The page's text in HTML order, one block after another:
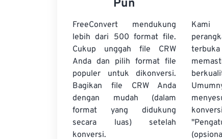
Pun
FreeConvert mendukung
lebih dari 500 format file.
Cukup unggah file CRW
Anda dan pilih format file
populer untuk dikonversi.
Bagikan file CRW Anda
dengan mudah (dalam
format yang didukung
secara luas) setelah
konversi.
Kami